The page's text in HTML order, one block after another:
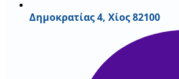
Δημοκρατίας 4, Χίος 82100